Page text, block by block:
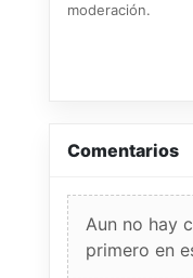
moderación.
Comentarios
Aun no hay
primero en